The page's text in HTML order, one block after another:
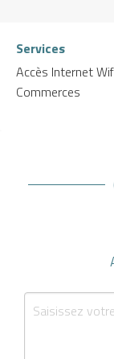
Services
Accès Internet
Commerces